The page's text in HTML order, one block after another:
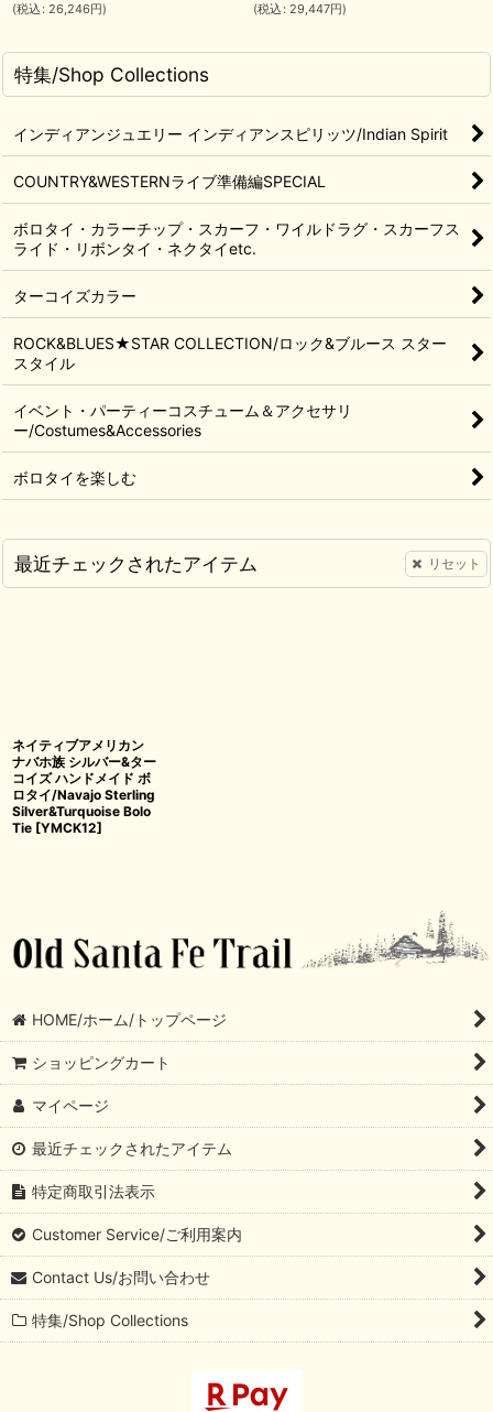
(税込 : 26,246円) (税込 : 29,447円)
特集/Shop Collections
インディアンジュエリー インディアンスピリッツ/Indian Spirit
COUNTRY&WESTERNライブ準備編SPECIAL
ボロタイ・カラーチップ・スカーフ・ワイルドラグ・スカーフス
ライド・リボンタイ・ネクタイetc.
ターコイズカラー
ROCK&BLUES★STAR COLLECTION/ロック&ブルース スター
スタイル
イベント・パーティーコスチューム＆アクセサリ
ー/Costumes&Accessories
ボロタイを楽しむ
最近チェックされたアイテム リセット
ネイティブアメリカン
ナバホ族 シルバー&ター
コイズ ハンドメイド ボ
ロタイ/Navajo Sterling
Silver&Turquoise Bolo
Tie [YMCK12]
HOME/ホーム/トップページ
ショッピングカート
マイページ
最近チェックされたアイテム
特定商取引法表示
Customer Service/ご利用案内
Contact Us/お問い合わせ
特集/Shop Collections